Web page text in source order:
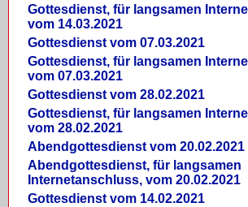
Gottesdienst, für langsamen
vom 14.03.2021
Gottesdienst vom 07.03.2021
Gottesdienst, für langsamen
vom 07.03.2021
Gottesdienst vom 28.02.2021
Gottesdienst, für langsamen
vom 28.02.2021
Abendgottesdienst vom 20.02.2021
Abendgottesdienst, für langsamen
Internetanschluss, vom 20.02.2021
Gottesdienst vom 14.02.2021